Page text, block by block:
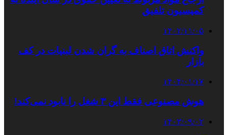
کمیسیون تلفیق
۱۴۰۲/۱۱/۰۵
واکنش اتاق اصناف به گران شدن لبنیات در کف
بازار
۱۴۰۴/۰۱/۱۷
هوش مصنوعی فقط این ۳ شغل را نابود نمی‌کند!
۱۴۰۳/۰۹/۰۲